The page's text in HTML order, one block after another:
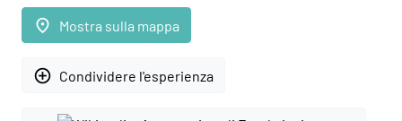
place Mostra sulla mappa
add_circle_outline Condividere l'esperienza